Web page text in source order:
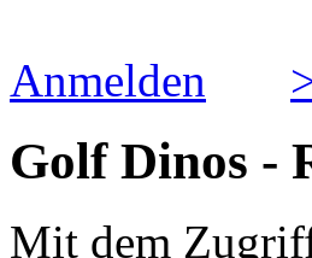
Anmelden
Golf Dinos -
Mit dem